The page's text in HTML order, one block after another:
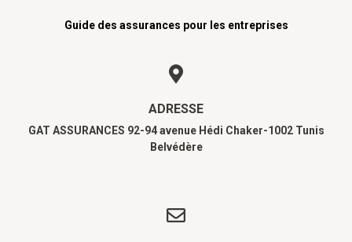
Guide des assurances pour les entreprises
ADRESSE
GAT ASSURANCES 92-94 avenue Hédi Chaker-1002 Tunis
Belvédère